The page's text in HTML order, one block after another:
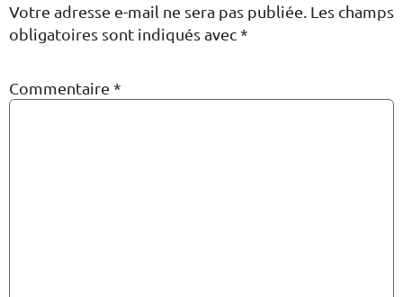
Votre adresse e-mail ne sera pas publiée. Les champs
obligatoires sont indiqués avec*
Commentaire *